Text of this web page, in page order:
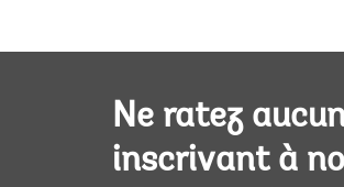
Ne ratez
inscrivant à